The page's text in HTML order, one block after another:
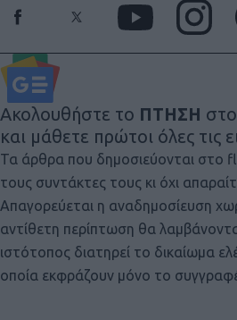
Ακολουθήστε το ΠΤΗΣΗ στο
και μάθετε πρώτοι όλες τις
Τα άρθρα που δημοσιεύονται στο
τους συντάκτες τους κι όχι
Απαγορεύεται η αναδημοσίευση
αντίθετη περίπτωση θα
ιστότοπος διατηρεί το δικαίωμα
οποία εκφράζουν μόνο το